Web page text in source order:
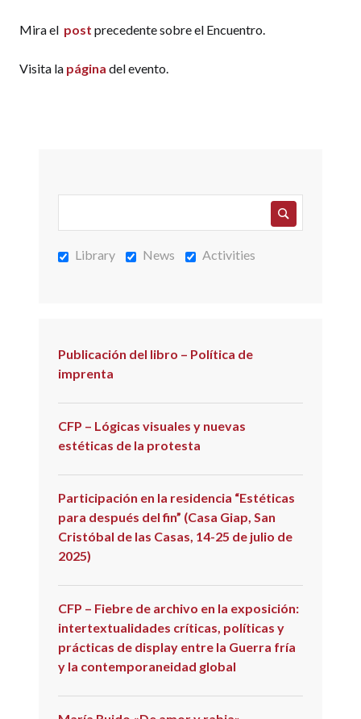
Mira el post precedente sobre el Encuentro.
Visita la página del evento.
Library News Activities
Publicación del libro – Política de
imprenta
CFP – Lógicas visuales y nuevas
estéticas de la protesta
Participación en la residencia “Estéticas
para después del fin” (Casa Giap, San
Cristóbal de las Casas, 14-25 de julio de
2025)
CFP – Fiebre de archivo en la exposición:
intertextualidades críticas, políticas y
prácticas de display entre la Guerra fría
y la contemporaneidad global